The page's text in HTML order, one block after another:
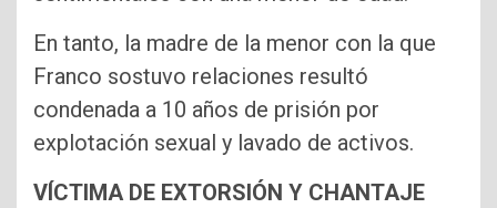
En tanto, la madre de la menor con la que
Franco sostuvo relaciones resultó
condenada a 10 años de prisión por
explotación sexual y lavado de activos.
VÍCTIMA DE EXTORSIÓN Y CHANTAJE